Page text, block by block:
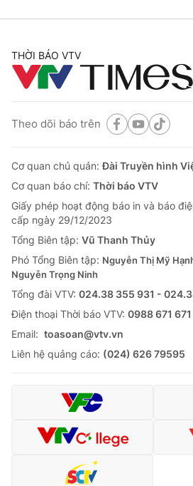
THỜI BÁO VTV
Theo dõi báo trên
Cơ quan chủ quản:Đài Truyền hình
Cơ quan báo chí: Thời báo VTV
Giấy phép hoạt động báo in và báo
cấp ngày 29/12/2023
Tổng Biên tập: Vũ Thanh Thủy
Phó Tổng Biên tập: Nguyễn Thị Mỹ
Nguyễn Trọng Ninh
Tổng đài VTV: 024.38 355 931 -
Ðiện thoại Thời báo VTV: 0988 671 671
Email: toasoan@vtv.vn
Liên hệ quảng cáo: (024) 626 79595